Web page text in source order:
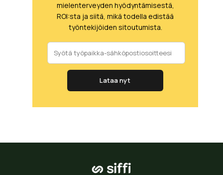
mielenterveyden hyödyntämisestä,
ROI:sta ja siitä, mikä todella edistää
työntekijöiden sitoutumista.
Lataa nyt